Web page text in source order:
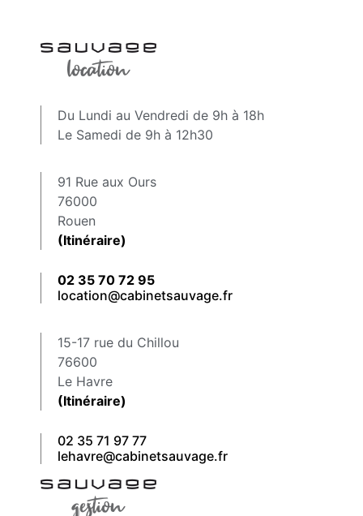
Du Lundi au Vendredi de 9h à 18h
Le Samedi de 9h à 12h30
91 Rue aux Ours
76000
Rouen
(Itinéraire)
02 35 70 72 95
location@cabinetsauvage.fr
15-17 rue du Chillou
76600
Le Havre
(Itinéraire)
02 35 71 97 77
lehavre@cabinetsauvage.fr